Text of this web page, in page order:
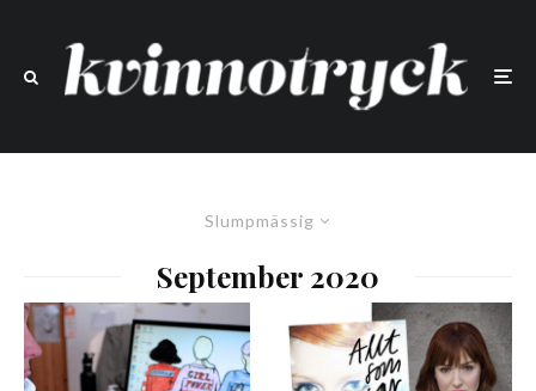
Slumpmässig
September 2020